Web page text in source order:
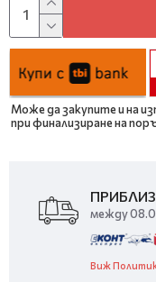
Може да закупите и на
при финализиране на
между
Виж